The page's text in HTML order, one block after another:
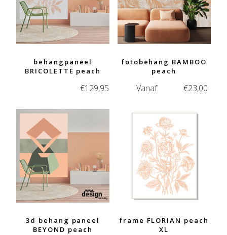
behangpaneel
BRICOLETTE peach
€129,95
fotobehang BAMBOO
peach
Vanaf: €23,00
3d behang paneel
BEYOND peach
frame FLORIAN peach
XL